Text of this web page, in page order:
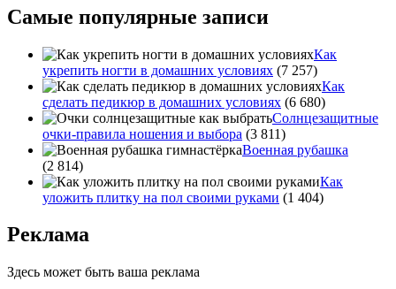
Самые популярные записи
Как
укрепить ногти в домашних условиях (7 257)
Как
сделать педикюр в домашних условиях (6 680)
Солнцезащитные
очки-правила ношения и выбора (3 811)
Военная рубашка
(2 814)
Как
уложить плитку на пол своими руками (1 404)
Реклама
Здесь может быть ваша реклама